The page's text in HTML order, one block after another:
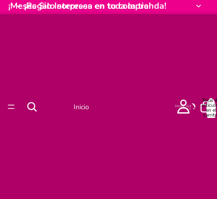
¡Regalo sorpresa en tu compra!
¡Meses Sin Intereses en toda la tienda!
Inicio
Total
en el
0